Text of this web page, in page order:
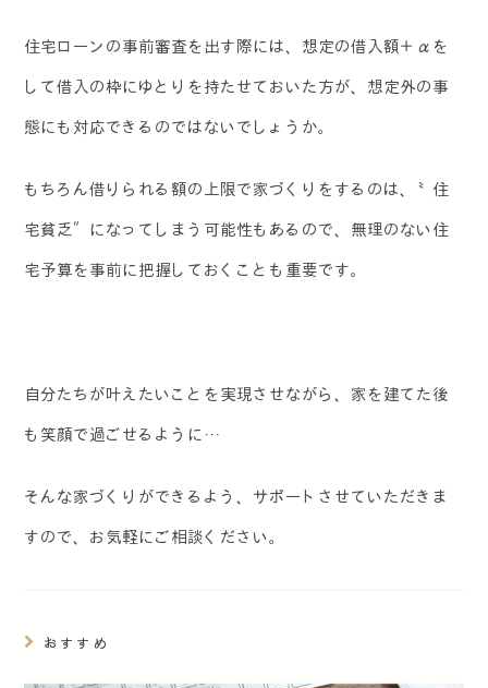
住宅ローンの事前審査を出す際には、想定の借入額＋αを
して借入の枠にゆとりを持たせておいた方が、想定外の事
態にも対応できるのではないでしょうか。
もちろん借りられる額の上限で家づくりをするのは、〝住
宅貧乏″になってしまう可能性もあるので、無理のない住
宅予算を事前に把握しておくことも重要です。
自分たちが叶えたいことを実現させながら、家を建てた後
も笑顔で過ごせるように…
そんな家づくりができるよう、サポートさせていただきま
すので、お気軽にご相談ください。
おすすめ